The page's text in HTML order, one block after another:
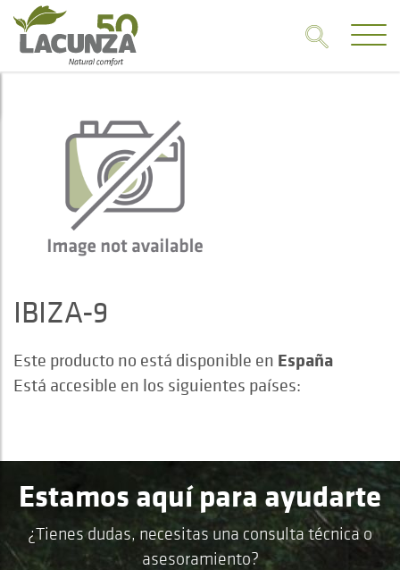
IBIZA-9
Este producto no está disponible en España
Está accesible en los siguientes países:
Estamos aquí para ayudarte
¿Tienes dudas, necesitas una consulta técnica o
asesoramiento?